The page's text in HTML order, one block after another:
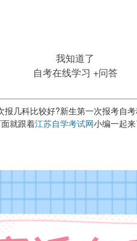
我知道了
自考在线学习 +问答
几科比较好?新生第一次报考自
就跟着江苏自学考试网小编一起